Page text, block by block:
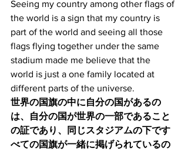
Seeing my country among other flags of
the world is a sign that my country is
part of the world and seeing all those
flags flying together under the same
stadium made me believe that the
world is just a one family located at
different parts of the universe.
世界の国旗の中に自分の国があるの
は、自分の国が世界の一部であること
の証であり、同じスタジアムの下です
べての国旗が一緒に掲げられているの